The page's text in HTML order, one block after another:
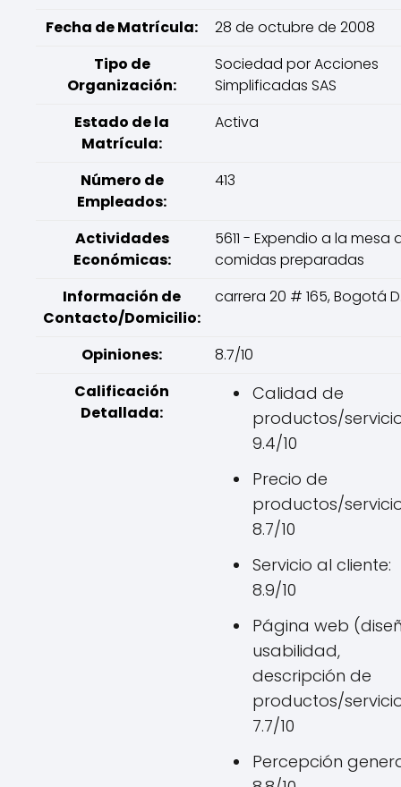
Fecha de Matrícula:
28 de octubre de 2008
Tipo de
Organización:
Sociedad por Acciones
Simplificadas SAS
Estado de la
Matrícula:
Activa
Número de
Empleados:
413
Actividades
Económicas:
5611 - Expendio a la mesa
comidas preparadas
Información de
Contacto/Domicilio:
carrera 20 # 165, Bogotá
Opiniones:
8.7/10
Calificación
Detallada:
Calidad de
productos/
9.4/10
Precio de
productos/
8.7/10
Servicio al cliente:
8.9/10
Página web
usabilidad,
descripción de
productos/
7.7/10
Percepción